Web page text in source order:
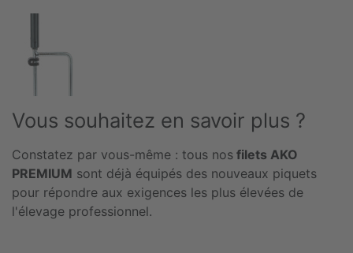
Vous souhaitez en savoir plus ?
Constatez par vous-même : tous nos filets AKO
PREMIUM sont déjà équipés des nouveaux piquets
pour répondre aux exigences les plus élevées de
l'élevage professionnel.